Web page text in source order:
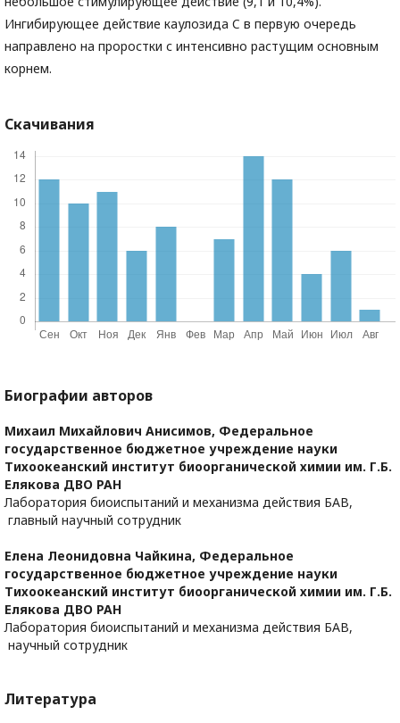
Ингибирующее действие каулозида C в первую очередь
направлено на проростки с интенсивно растущим основным
корнем.
Скачивания
Биографии авторов
Михаил Михайлович Анисимов, Федеральное
государственное бюджетное учреждение науки
Тихоокеанский институт биоорганической химии им. Г.Б.
Елякова ДВО РАН
Лаборатория биоиспытаний и механизма действия БАВ,
главный научный сотрудник
Елена Леонидовна Чайкина, Федеральное
государственное бюджетное учреждение науки
Тихоокеанский институт биоорганической химии им. Г.Б.
Елякова ДВО РАН
Лаборатория биоиспытаний и механизма действия БАВ,
научный сотрудник
Литература